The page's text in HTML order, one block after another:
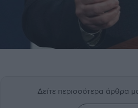
Δείτε περισσότερα άρθρα